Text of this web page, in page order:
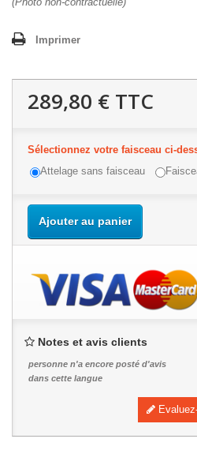
Imprimer
289,80 € TTC
Sélectionnez votre faisceau ci-
Attelage sans faisceau
Ajouter au panier
Notes et avis clients
personne n'a encore posté d'avis
dans cette langue